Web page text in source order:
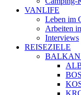
VANLIFE
Leben im
Arbeiten
Interviews
REISEZIELE
BALKAN